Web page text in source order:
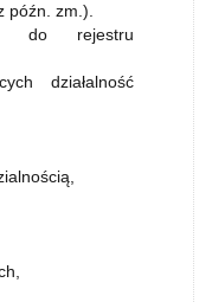
późn. zm.).
do rejestru
działalność